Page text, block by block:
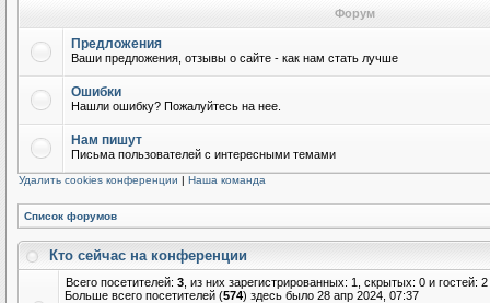
Форум
Предложения
Ваши предложения, отзывы о сайте - как нам стать лучше
Ошибки
Нашли ошибку? Пожалуйтесь на нее.
Нам пишут
Письма пользователей с интересными темами
Удалить cookies конференции | Наша команда
Список форумов
Кто сейчас на конференции
Всего посетителей: 3 , из них зарегистрированных: 1, скрытых: 0 и
Больше всего посетителей (574) здесь было 28 апр 2024, 07:37